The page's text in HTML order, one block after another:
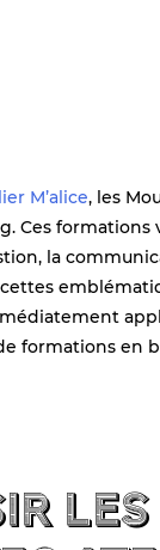
M’alice, les
Ces
la
formations en